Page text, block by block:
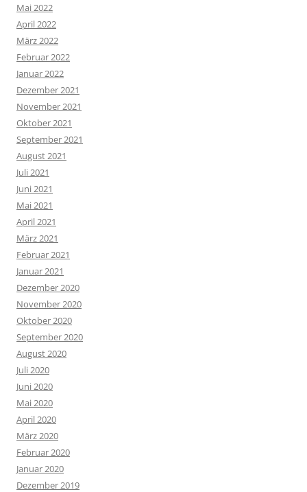
Mai 2022
April 2022
März 2022
Februar 2022
Januar 2022
Dezember 2021
November 2021
Oktober 2021
September 2021
August 2021
Juli 2021
Juni 2021
Mai 2021
April 2021
März 2021
Februar 2021
Januar 2021
Dezember 2020
November 2020
Oktober 2020
September 2020
August 2020
Juli 2020
Juni 2020
Mai 2020
April 2020
März 2020
Februar 2020
Januar 2020
Dezember 2019